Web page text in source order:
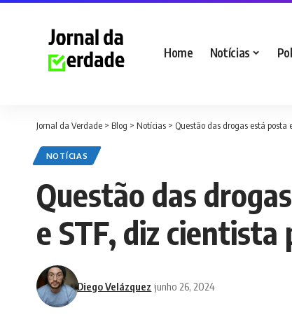
Home Notícias
Jornal da Verdade > Blog > Notícias > Questão das drogas está posta
NOTÍCIAS
Questão das
e STF, diz cientista
Diego Velázquez junho 26, 2024